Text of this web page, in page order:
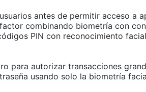
antes de permitir acceso a
combinando biometría con
PIN con reconocimiento
para autorizar transacciones
usando solo la biometría